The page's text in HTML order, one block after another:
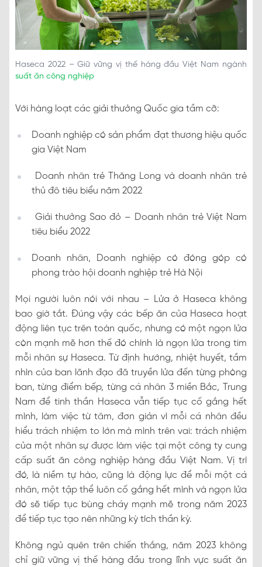
Haseca 2022 – Giữ vững vị thế hàng đầu Việt Nam ngành
suất ăn công nghiệp
Với hàng loạt các giải thưởng Quốc gia tầm cỡ:
Doanh nghiệp có sản phẩm đạt thương hiệu quốc
gia Việt Nam
Doanh nhân trẻ Thăng Long và doanh nhân trẻ
thủ đô tiêu biểu năm 2022
Giải thưởng Sao đỏ – Doanh nhân trẻ Việt Nam
tiêu biểu 2022
Doanh nhân, Doanh nghiệp có đóng góp có
phong trào hội doanh nghiệp trẻ Hà Nội
Mọi người luôn nói với nhau – Lửa ở Haseca không
bao giờ tắt. Đúng vậy các bếp ăn của Haseca hoạt
động liên tục trên toàn quốc, nhưng có một ngọn lửa
còn mạnh mẽ hơn thế đó chính là ngọn lửa trong tim
mỗi nhân sự Haseca. Từ định hướng, nhiệt huyết, tầm
nhìn của ban lãnh đạo đã truyền lửa đến từng phòng
ban, từng điểm bếp, từng cá nhân 3 miền Bắc, Trung
Nam để tinh thần Haseca vẫn tiếp tục cố gắng hết
mình, làm việc từ tâm, đơn giản vì mỗi cá nhân đều
hiểu trách nhiệm to lớn mà mình trên vai: trách nhiệm
của một nhân sự được làm việc tại một công ty cung
cấp suất ăn công nghiệp hàng đầu Việt Nam. Vị trí
đó, là niềm tự hào, cũng là động lực để mỗi một cá
nhân, một tập thể luôn cố gắng hết mình và ngọn lửa
đó sẽ tiếp tục bùng cháy mạnh mẽ trong năm 2023
để tiếp tục tạo nên những kỳ tích thần kỳ.
Không ngủ quên trên chiến thắng, năm 2023 không
chỉ giữ vững vị thế hàng đầu trong lĩnh vực suất ăn